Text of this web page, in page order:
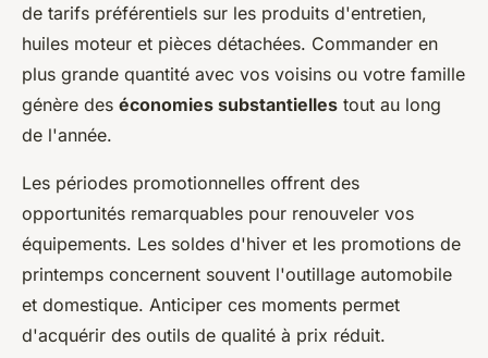
de tarifs préférentiels sur les produits d'entretien,
huiles moteur et pièces détachées. Commander en
plus grande quantité avec vos voisins ou votre famille
génère des économies substantielles tout au long
de l'année.
Les périodes promotionnelles offrent des
opportunités remarquables pour renouveler vos
équipements. Les soldes d'hiver et les promotions de
printemps concernent souvent l'outillage automobile
et domestique. Anticiper ces moments permet
d'acquérir des outils de qualité à prix réduit.